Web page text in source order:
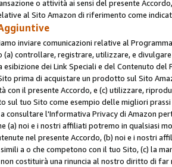
o attività ai sensi del presente
al Sito Amazon di riferimento come
inviare comunicazioni relative al
(a) controllare, registrare, utilizzare, e
esibizione dei Link Speciali e del Contenuto
prima di acquistare un prodotto sul Sito
con il presente Accordo, e (c) utilizzare,
sul tuo Sito come esempio delle migliori
consultare l'Informativa Privacy di Amazon
(a) noi e i nostri affiliati potremo in qualsiasi
nel presente Accordo, (b) noi e i nostri
a o che competono con il tuo Sito, (c) la
costituirà una rinuncia al nostro diritto di